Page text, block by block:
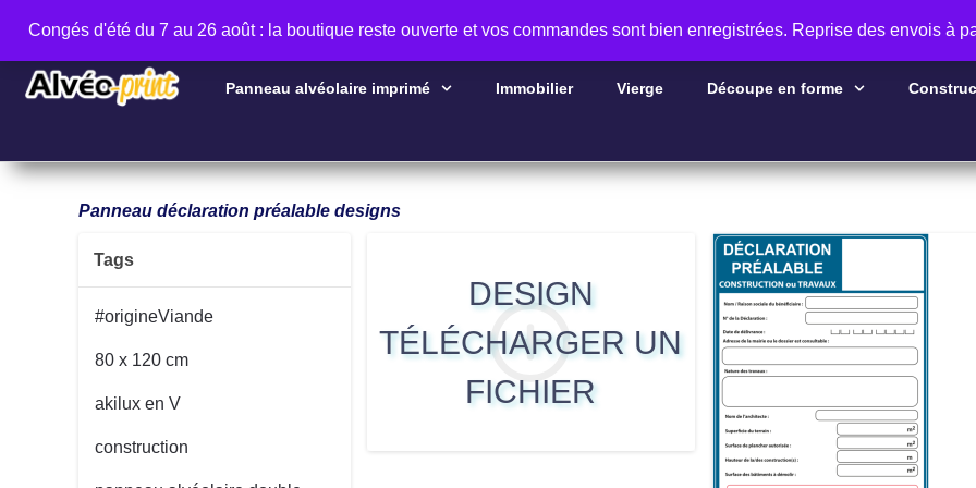
Congés d'été du 7 au 26 août : la boutique reste ouverte et vos commandes sont bien enregistrées. Reprise des envois à
Panneau alvéolaire imprimé Immobilier Vierge Découpe en forme
Panneau déclaration préalable designs
Tags
#origineViande
80 x 120 cm
akilux en V
construction
DESIGN
TÉLÉCHARGER UN
FICHIERAperçu